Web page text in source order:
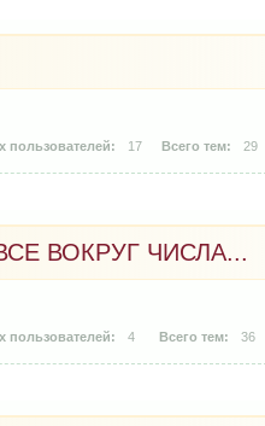
17 29
ВОКРУГ ЧИСЛА...
4 36